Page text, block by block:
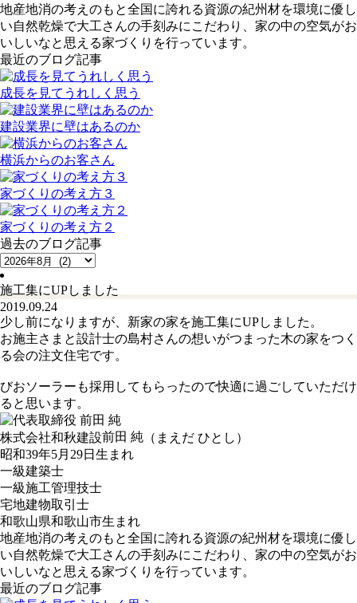
地産地消の考えのもと全国に誇れる資源の紀州材を環境に優し
い自然乾燥で大工さんの手刻みにこだわり、家の中の空気がお
いしいなと思える家づくりを行っています。
最近のブログ記事
成長を見てうれしく思う
建設業界に壁はあるのか
横浜からのお客さん
家づくりの考え方３
家づくりの考え方２
過去のブログ記事
施工集にUPしました
2019.09.24
少し前になりますが、新家の家を施工集にUPしました。
お施主さまと設計士の島村さんの想いがつまった木の家をつく
る会の注文住宅です。
びおソーラーも採用してもらったので快適に過ごしていただけ
ると思います。
株式会社和秋建設前田 純 （まえだ ひとし）
昭和39年5月29日生まれ
一級建築士
一級施工管理技士
宅地建物取引士
和歌山県和歌山市生まれ
地産地消の考えのもと全国に誇れる資源の紀州材を環境に優し
い自然乾燥で大工さんの手刻みにこだわり、家の中の空気がお
いしいなと思える家づくりを行っています。
最近のブログ記事